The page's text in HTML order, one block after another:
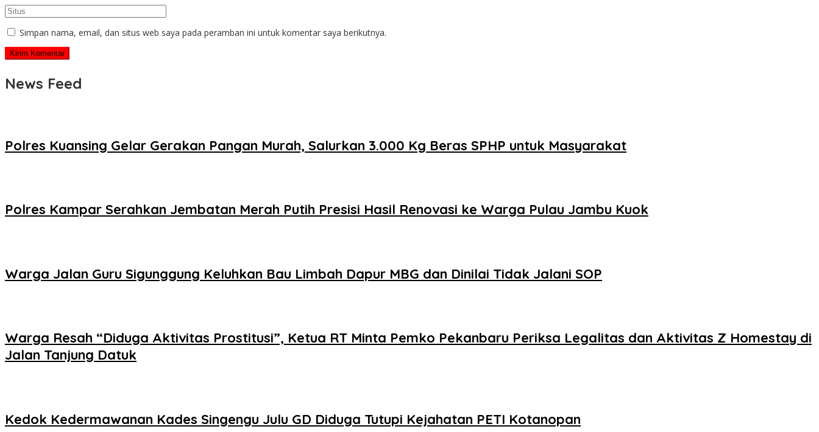
Simpan nama, email, dan situs web saya pada peramban ini untuk komentar saya berikutnya.
News Feed
Polres Kuansing Gelar Gerakan Pangan Murah, Salurkan 3.000 Kg Beras SPHP untuk Masyarakat
Polres Kampar Serahkan Jembatan Merah Putih Presisi Hasil Renovasi ke Warga Pulau Jambu Kuok
Warga Jalan Guru Sigunggung Keluhkan Bau Limbah Dapur MBG dan Dinilai Tidak Jalani SOP
Warga Resah “Diduga Aktivitas Prostitusi”, Ketua RT Minta Pemko Pekanbaru Periksa Legalitas dan Aktivitas Z Homestay di
Jalan Tanjung Datuk
Kedok Kedermawanan Kades Singengu Julu GD Diduga Tutupi Kejahatan PETI Kotanopan